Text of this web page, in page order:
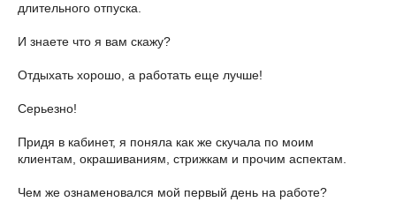
длительного отпуска.
И знаете что я вам скажу?
Отдыхать хорошо, а работать еще лучше!
Серьезно!
Придя в кабинет, я поняла как же скучала по моим
клиентам, окрашиваниям, стрижкам и прочим аспектам.
Чем же ознаменовался мой первый день на работе?